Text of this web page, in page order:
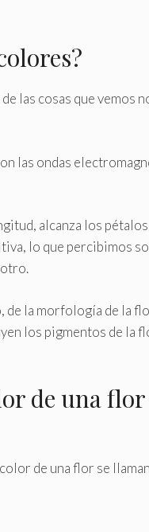
las cosas que vemos
las ondas
alcanza los
lo que percibimos
de la morfología de la
los pigmentos de la
de una flor
de una flor se